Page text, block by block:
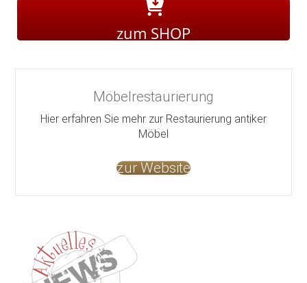
zum SHOP
Möbelrestaurierung
Hier erfahren Sie mehr zur Restaurierung antiker
Möbel
zur Website